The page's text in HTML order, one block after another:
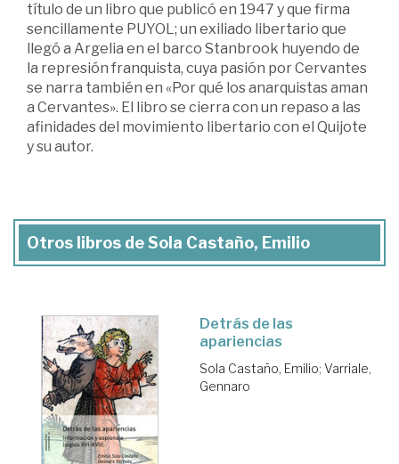
título de un libro que publicó en 1947 y que firma
sencillamente PUYOL; un exiliado libertario que
llegó a Argelia en el barco Stanbrook huyendo de
la represión franquista, cuya pasión por Cervantes
se narra también en «Por qué los anarquistas aman
a Cervantes». El libro se cierra con un repaso a las
afinidades del movimiento libertario con el Quijote
y su autor.
Otros libros de Sola Castaño, Emilio
Detrás de las
apariencias
Sola Castaño, Emilio; Varriale,
Gennaro